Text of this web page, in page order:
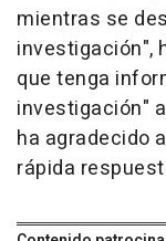
mientras se
investigación",
que tenga
investigación"
ha agradecido
rápida